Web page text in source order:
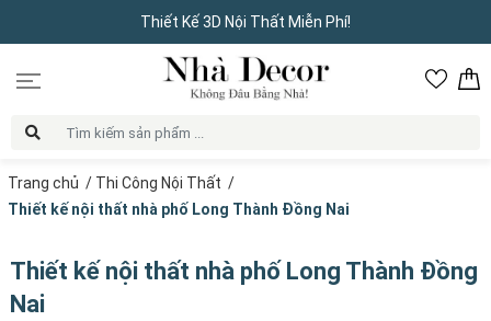
Thiết Kế 3D Nội Thất Miễn Phí!
Trang chủ / Thi Công Nội Thất /
Thiết kế nội thất nhà phố Long Thành Đồng Nai
Thiết kế nội thất nhà phố Long Thành Đồng
Nai